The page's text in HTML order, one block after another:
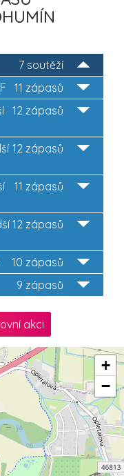
7 soutěží
11 zápasů
12 zápasů
12 zápasů
11 zápasů
12 zápasů
10 zápasů
9 zápasů
akci
+
−